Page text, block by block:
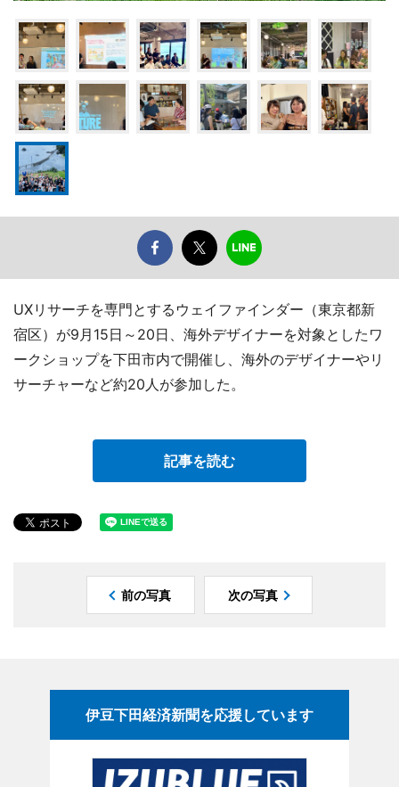
UXリサーチを専門とするウェイファインダー（東京都新
宿区）が9月15日～20日、海外デザイナーを対象としたワ
ークショップを下田市内で開催し、海外のデザイナーやリ
サーチャーなど約20人が参加した。
記事を読む
前の写真 次の写真
伊豆下田経済新聞を応援しています